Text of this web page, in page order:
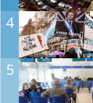
4
5